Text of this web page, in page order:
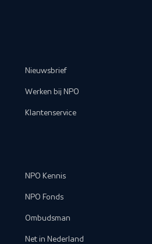
Nieuwsbrief
Werken bij NPO
Klantenservice
NPO Kennis
NPO Fonds
Ombudsman
Net in Nederland